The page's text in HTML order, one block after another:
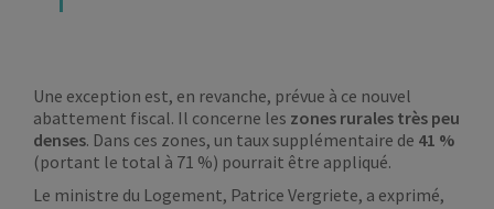
Une exception est, en revanche, prévue à ce nouvel
abattement fiscal. Il concerne les zones rurales très peu
denses. Dans ces zones, un taux supplémentaire de 41 %
(portant le total à 71 %) pourrait être appliqué.
Le ministre du Logement, Patrice Vergriete, a exprimé,